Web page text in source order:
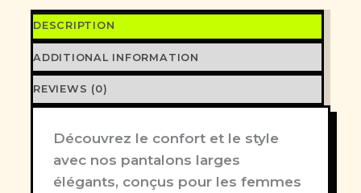
DESCRIPTION
ADDITIONAL INFORMATION
REVIEWS (0)
Découvrez le confort et le style
avec nos pantalons larges
élégants, conçus pour les femmes